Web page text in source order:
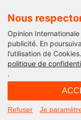
Nous
Opinion
publicité. En
l’utilisation de
politique de
.
Refuser Je
Edito
Covid-19 :